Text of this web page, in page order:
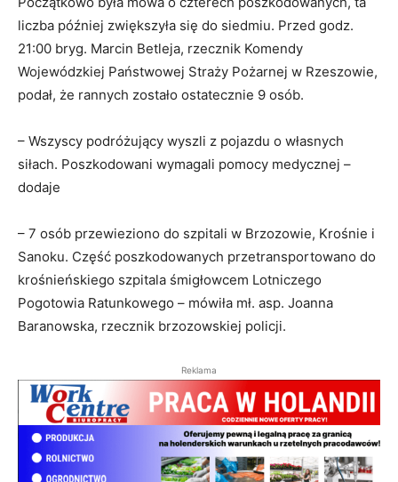
liczba później zwiększyła się do siedmiu. Przed godz.
21:00 bryg. Marcin Betleja, rzecznik Komendy
Wojewódzkiej Państwowej Straży Pożarnej w Rzeszowie,
podał, że rannych zostało ostatecznie 9 osób.
– Wszyscy podróżujący wyszli z pojazdu o własnych
siłach. Poszkodowani wymagali pomocy medycznej –
dodaje
– 7 osób przewieziono do szpitali w Brzozowie, Krośnie i
Sanoku. Część poszkodowanych przetransportowano do
krośnieńskiego szpitala śmigłowcem Lotniczego
Pogotowia Ratunkowego – mówiła mł. asp. Joanna
Baranowska, rzecznik brzozowskiej policji.
Reklama